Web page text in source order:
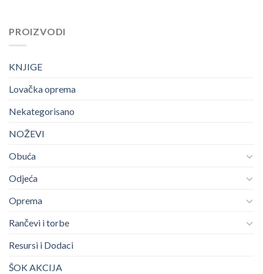
PROIZVODI
KNJIGE
Lovačka oprema
Nekategorisano
NOŽEVI
Obuća
Odjeća
Oprema
Rančevi i torbe
Resursi i Dodaci
ŠOK AKCIJA